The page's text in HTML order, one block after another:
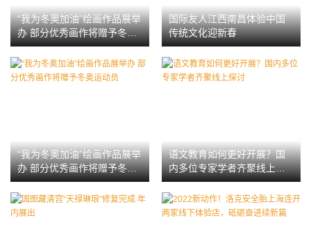
“我为冬奥加油”绘画作品展举
办 部分优秀画作将赠予冬奥
运动员
国际友人江西南昌体验中国
传统文化迎新春
“我为冬奥加油”绘画作品展举
办 部分优秀画作将赠予冬奥
运动员
语文教育如何更好开展？国
内多位专家学者齐聚线上探
讨